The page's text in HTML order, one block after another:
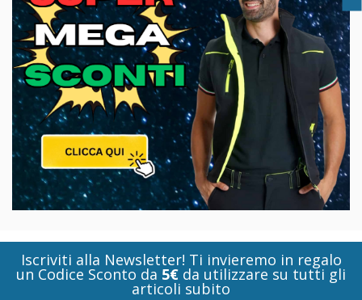
Iscriviti alla Newsletter! Ti invieremo in regalo
un Codice Sconto da 5€ da utilizzare su tutti gli
articoli subito